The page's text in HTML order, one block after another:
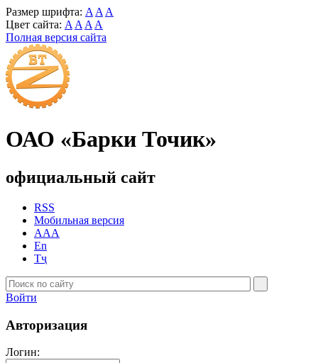
Размер шрифта: A A A
Цвет сайта: A A A A
Полная версия сайта
ОАО «Барки Точик»
официальный сайт
RSS
Мобильная версия
AAA
En
Тҷ
Войти
Авторизация
Логин: